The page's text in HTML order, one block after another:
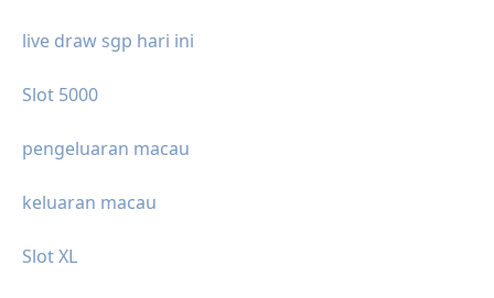
live draw sgp hari ini
Slot 5000
pengeluaran macau
keluaran macau
Slot XL